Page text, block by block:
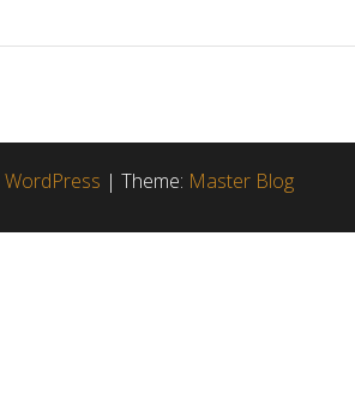
WordPress | Theme: Master Blog